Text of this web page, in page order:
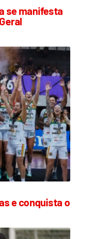
se manifesta
e conquista o